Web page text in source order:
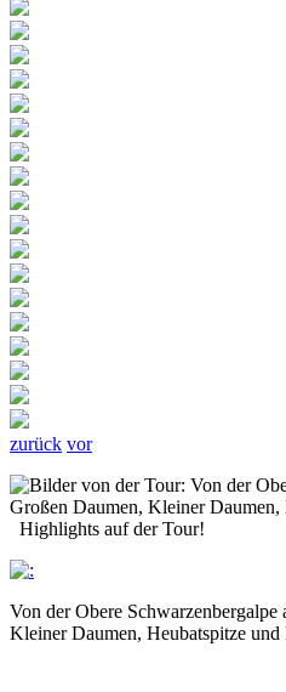
zurück vor
Highlights auf der Tour!
Von der Obere
Kleiner Daumen, Heubatspitze und